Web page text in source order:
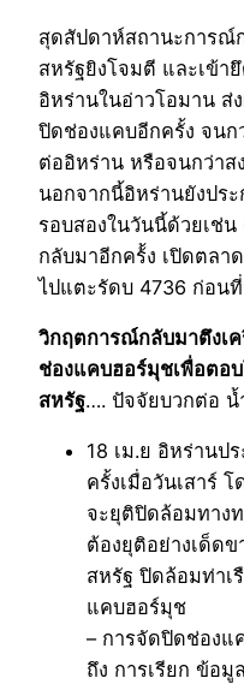
สุดสัปดาห์สถานะการณ์
สหรัฐยิงโจมตี และเข้า
อิหร่านในอ่าวโอมาน ส่
ปิดช่องแคบอีกครั้ง จนก
ต่ออิหร่าน หรือจนกว่าส
นอกจากนี้อิหร่านยังปร
รอบสองในวันนี้ด้วยเช่น
กลับมาอีกคร้้ง เปิดตลา
ไปแตะรัดบ 4736 ก่อน
วิกฤตการณ์กลับมาตึงเ
ช่องแคบฮอร์มุชเพื่อตอ
สหรัฐ…. ปัจจัยบวกต่อ
18 เม.ย อิหร่านป
ครั้งเมื่อวันเสาร์
จะยุติปิดล้อมทาง
ต้องยุติอย่างเด็ดข
สหรัฐ ปิดล้อมท่าเ
แคบฮอร์มุช
– การจัดปิดช่องแ
ถึง การเรียก ข้อ